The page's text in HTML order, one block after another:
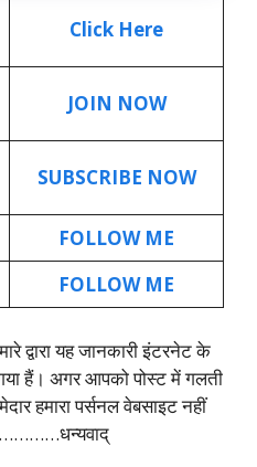
Click Here
JOIN NOW
SUBSCRIBE NOW
FOLLOW ME
FOLLOW ME
द्वारा यह जानकारी इंटरनेट के
हैं। अगर आपको पोस्ट में गलती
हमारा पर्सनल वेबसाइट नहीं